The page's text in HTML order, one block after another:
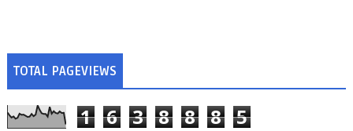
TOTAL PAGEVIEWS
1 6 3 8 8 8 5